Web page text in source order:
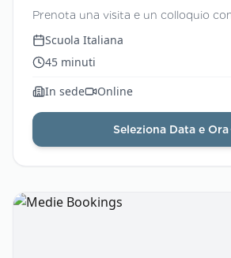
Prenota una visita e un colloquio
Scuola Italiana
45 minuti
In sede
Online
Seleziona Data e Ora